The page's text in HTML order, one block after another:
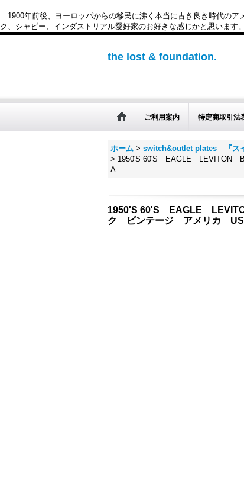
1900年前後、ヨーロッパからの移民に沸く本当に古き良き時代の
ク、シャビー、インダストリアル愛好家のお好きな感じかと思いま
the lost & foundation.
ご利用案内 特定商取引法
ホーム > switch&outlet plates 『スイ
> 1950'S 60'S EAGLE LEVITON
A
1950'S 60'S EAGLE
ク ビンテージ アメリカ